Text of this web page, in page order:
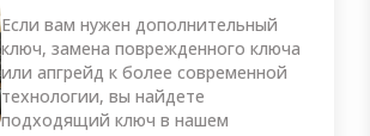
Если вам нужен дополнительный
ключ, замена поврежденного ключа
или апгрейд к более современной
технологии, вы найдете
подходящий ключ в нашем